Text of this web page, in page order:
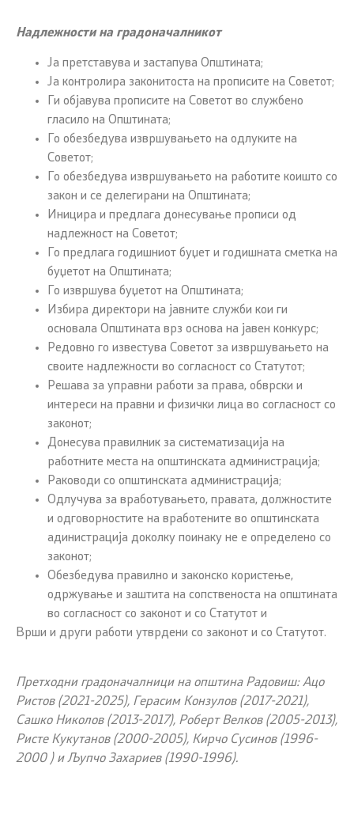
Надлежности на градоначалникот
Ја претставува и застапува Општината;
Ја контролира законитоста на прописите на Советот;
Ги објавува прописите на Советот во службено
гласило на Општината;
Го обезбедува извршувањето на одлуките на
Советот;
Го обезбедува извршувањето на работите коишто со
закон и се делегирани на Општината;
Иницира и предлага донесување прописи од
надлежност на Советот;
Го предлага годишниот буџет и годишната сметка на
буџетот на Општината;
Го извршува буџетот на Општината;
Избира директори на јавните служби кои ги
основала Општината врз основа на јавен конкурс;
Редовно го известува Советот за извршувањето на
своите надлежности во согласност со Статутот;
Решава за управни работи за права, обврски и
интереси на правни и физички лица во согласност со
законот;
Донесува правилник за систематизација на
работните места на општинската администрација;
Раководи со општинската администрација;
Одлучува за вработувањето, правата, должностите
и одговорностите на вработените во општинската
адинистрација доколку поинаку не е определено со
законот;
Обезбедува правилно и законско користење,
одржување и заштита на сопственоста на општината
во согласност со законот и со Статутот и
Врши и други работи утврдени со законот и со Статутот.
Претходни градоначалници на општина Радовиш: Ацо
Ристов (2021-2025), Герасим Конзулов (2017-2021),
Сашко Николов (2013-2017), Роберт Велков (2005-2013),
Ристе Кукутанов (2000-2005), Кирчо Сусинов (1996-
2000 ) и Љупчо Захариев (1990-1996).